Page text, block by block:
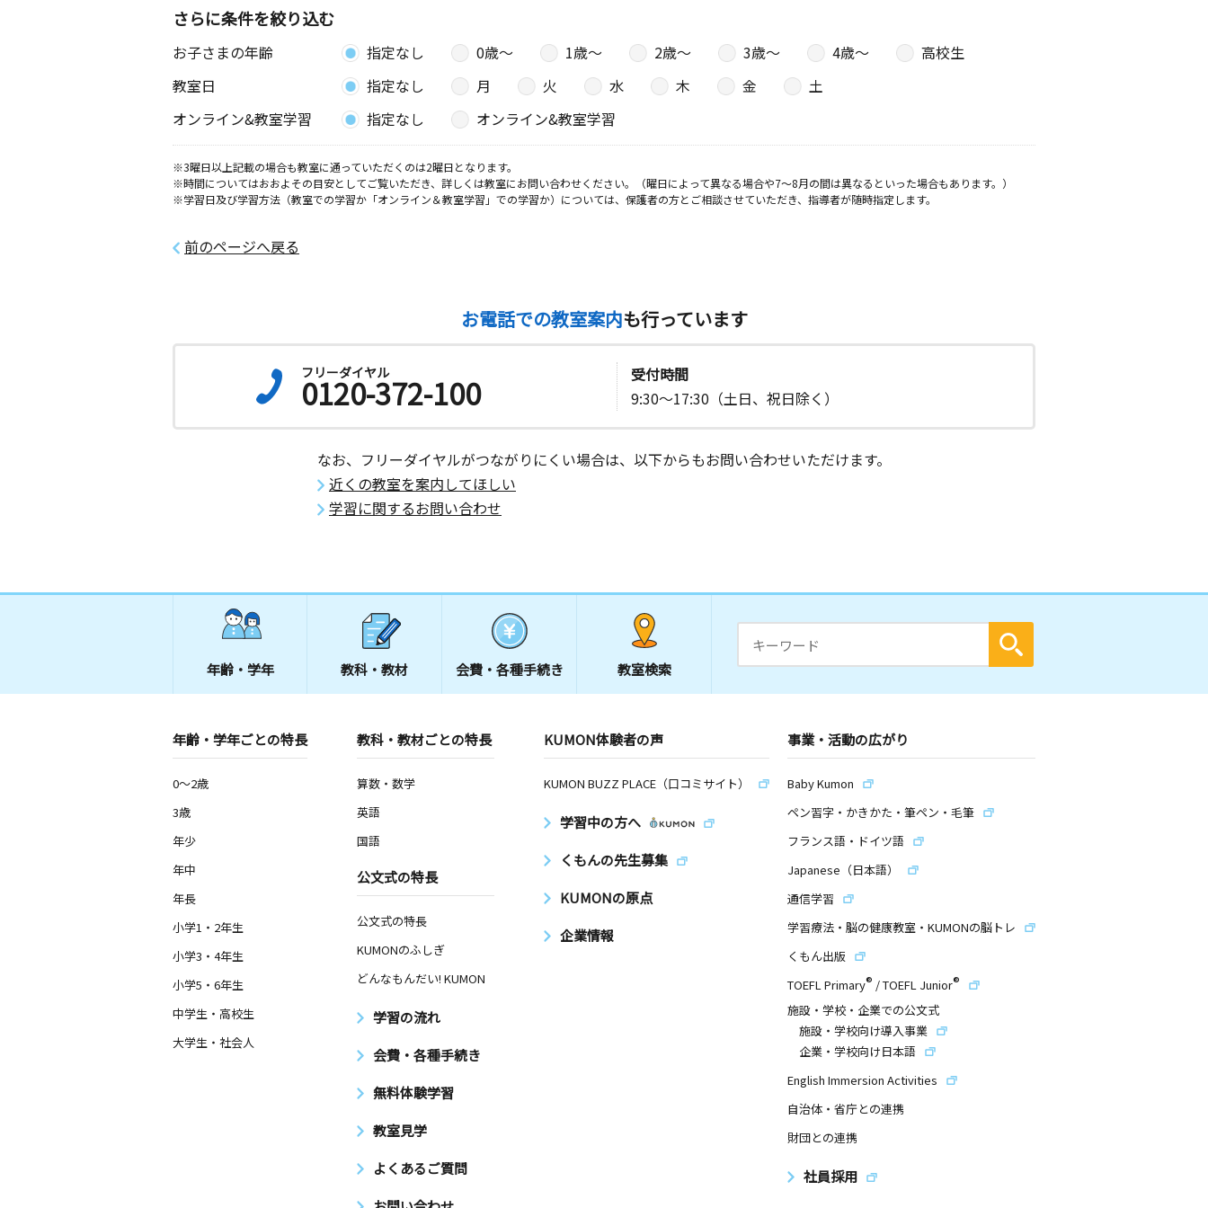
さらに条件を絞り込む
お子さまの年齢 指定なし 0歳〜 1歳〜 2歳〜 3歳〜 4歳〜
高校生
教室日
指定なし 月 火 水 木 金
土
オンライン&教室学習
指定なし オンライン&教室学習
※3曜日以上記載の場合も教室に通っていただくのは2曜日となります。
※時間についてはおおよその目安としてご覧いただき、詳しくは教室にお問い合わせください。（曜日によって異なる場合や7～8月の間は異なるといった場合もあります。）
※学習日及び学習方法（教室での学習か「オンライン＆教室学習」での学習か）については、保護者の方とご相談させていただき、指導者が随時指定します。
前のページへ戻る
お電話での教室案内も行っています
フリーダイヤル
0120-372-100
受付時間
9:30～17:30（土日、祝日除く）
なお、フリーダイヤルがつながりにくい場合は、以下からもお問い合わせいただけます。
近くの教室を案内してほしい
学習に関するお問い合わせ
年齢・学年 教科・教材 会費・ 各種手続き 教室検索
年齢・学年ごとの特長
0～2歳
3歳
年少
年中
年長
小学1・2年生
小学3・4年生
小学5・6年生
中学生・高校生
大学生・社会人
教科・教材ごとの特長
算数・数学
英語
国語
公文式の特長
公文式の特長
KUMONのふしぎ
どんなもんだい! KUMON
学習の流れ
会費・各種手続き
無料体験学習
教室見学
よくあるご質問
KUMON体験者の声
KUMON BUZZ PLACE（口コミサイト）
学習中の方へ
くもんの先生募集
KUMONの原点
企業情報
事業・活動の広がり
Baby Kumon
ペン習字・かきかた・筆ペン・毛筆
フランス語・ドイツ語
Japanese（日本語）
通信学習
学習療法・脳の健康教室・KUMONの脳トレ
くもん出版
TOEFL Primary® /TOEFL Junior®
施設・学校・企業での公文式
施設・学校向け導入事業
企業・学校向け日本語
English Immersion Activities
自治体・省庁との連携
財団との連携
社員採用